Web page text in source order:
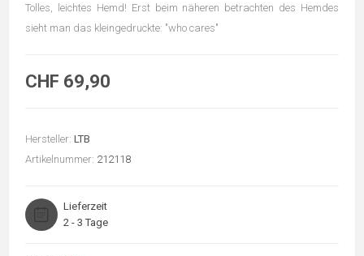
Tolles, leichtes Hemd! Erst beim näheren betrachten des Hemdes
sieht man das kleingedruckte: "who cares"
CHF 69,90
Hersteller: LTB
Artikelnummer: 212118
Lieferzeit
2 - 3 Tage